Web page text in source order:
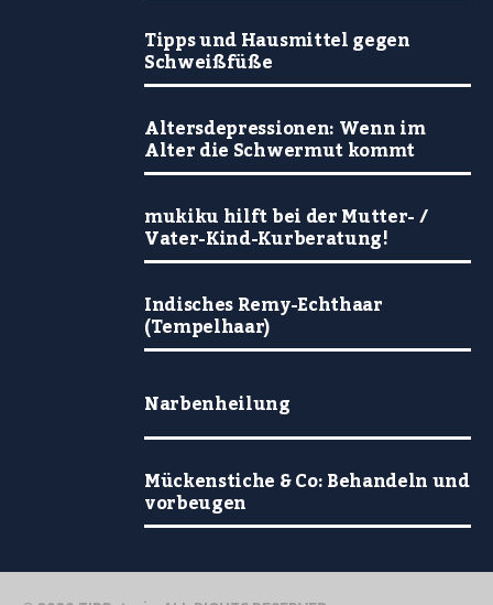
Tipps und Hausmittel gegen
Schweißfüße
Altersdepressionen: Wenn im
Alter die Schwermut kommt
mukiku hilft bei der Mutter- /
Vater-Kind-Kurberatung!
Indisches Remy-Echthaar
(Tempelhaar)
Narbenheilung
Mückenstiche & Co: Behandeln und
vorbeugen